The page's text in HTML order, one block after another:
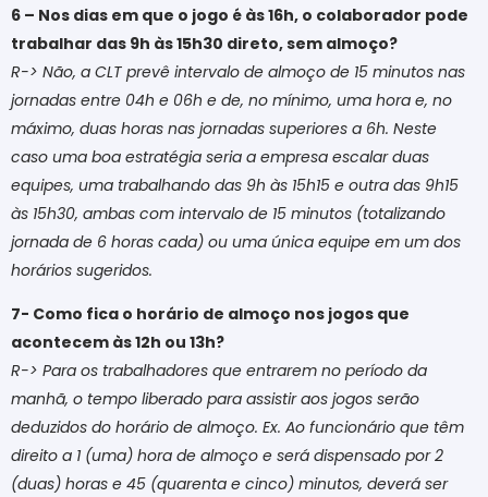
6 – Nos dias em que o jogo é às 16h, o colaborador pode
trabalhar das 9h às 15h30 direto, sem almoço?
R-> Não, a CLT prevê intervalo de almoço de 15 minutos nas
jornadas entre 04h e 06h e de, no mínimo, uma hora e, no
máximo, duas horas nas jornadas superiores a 6h. Neste
caso uma boa estratégia seria a empresa escalar duas
equipes, uma trabalhando das 9h às 15h15 e outra das 9h15
às 15h30, ambas com intervalo de 15 minutos (totalizando
jornada de 6 horas cada) ou uma única equipe em um dos
horários sugeridos.
7- Como fica o horário de almoço nos jogos que
acontecem às 12h ou 13h?
R-> Para os trabalhadores que entrarem no período da
manhã, o tempo liberado para assistir aos jogos serão
deduzidos do horário de almoço. Ex. Ao funcionário que têm
direito a 1 (uma) hora de almoço e será dispensado por 2
(duas) horas e 45 (quarenta e cinco) minutos, deverá ser